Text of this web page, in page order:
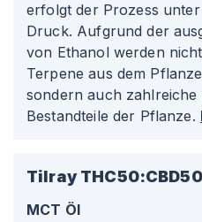
erfolgt der Prozess
Druck. Aufgrund der
von Ethanol werden
Terpene aus dem
sondern auch
Bestandteile der Pflanze.
Tilray THC50:CBD50
MCT Öl